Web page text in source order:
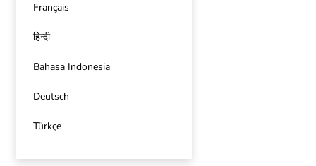
Français
हिन्दी
Bahasa Indonesia
Deutsch
Türkçe